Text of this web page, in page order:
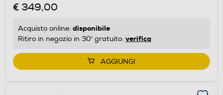
€ 349,00
Acquisto online: disponibile
Ritiro in negozio in 30' gratuito: verifica
AGGIUNGI